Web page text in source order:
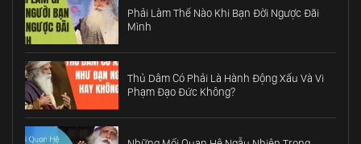
Phải Làm Thế Nào Khi Bạn Đời Ngược Đãi
Mình
Thủ Dâm Có Phải Là Hành Động Xấu Và Vi
Phạm Đạo Đức Không?